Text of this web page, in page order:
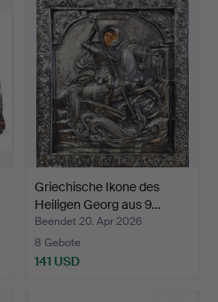
Griechische Ikone des
Heiligen Georg aus 9…
Beendet 20. Apr 2026
8 Gebote
141 USD